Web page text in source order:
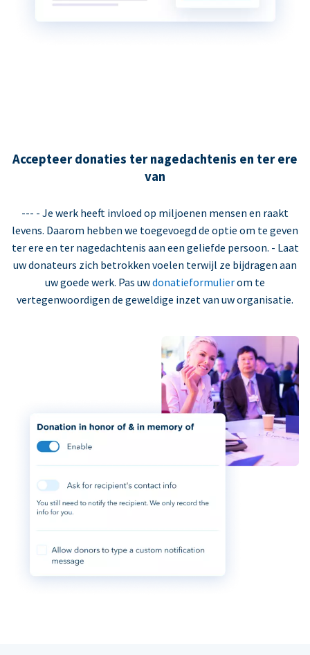
Accepteer donaties ter nagedachtenis en ter ere
van
--- - Je werk heeft invloed op miljoenen mensen en raakt
levens. Daarom hebben we toegevoegd de optie om te geven
ter ere en ter nagedachtenis aan een geliefde persoon. - Laat
uw donateurs zich betrokken voelen terwijl ze bijdragen aan
uw goede werk. Pas uwdonatieformulierom te
vertegenwoordigen de geweldige inzet van uw organisatie.